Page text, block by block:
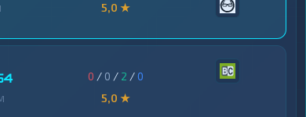
5,0 ★
0 / 0 / 2 /0
5,0 ★